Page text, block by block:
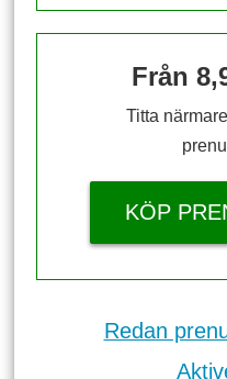
Från
Titta
KÖP
Redan